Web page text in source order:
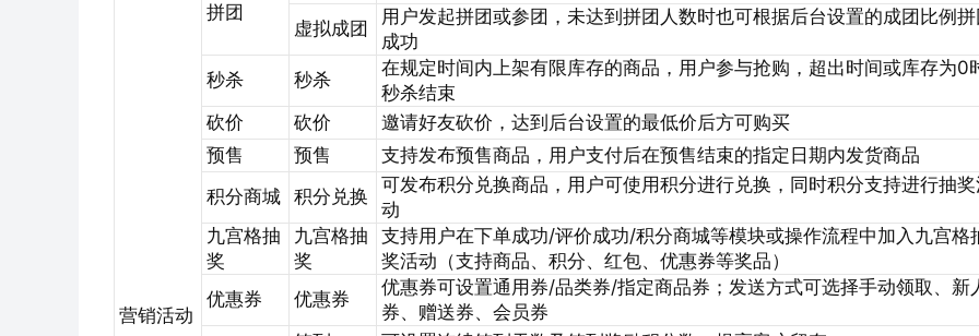
营销活动
拼团
虚拟成团
用户发起拼团或参团，未达到拼团人数时也可根据后台设置的成团比例
成功
秒杀
秒杀
在规定时间内上架有限库存的商品，用户参与抢购，超出时间或库存为0
秒杀结束
砍价
砍价
邀请好友砍价，达到后台设置的最低价后方可购买
预售
预售
支持发布预售商品，用户支付后在预售结束的指定日期内发货商品
积分商城 积分兑换
可发布积分兑换商品，用户可使用积分进行兑换，同时积分支持进行抽
动
九宫格抽
奖
九宫格抽
奖
支持用户在下单成功/评价成功/积分商城等模块或操作流程中加入九宫格
奖活动（支持商品、积分、红包、优惠券等奖品）
优惠券
优惠券
优惠券可设置通用券/品类券/指定商品券；发送方式可选择手动领取、新
券、赠送券、会员券